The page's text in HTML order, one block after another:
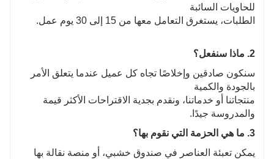
للحاويات السائبة
الطلبات، يستغرق التعامل معها من 15 إلى 30 يوم عمل.
2. ماذا سنفعل؟
سنكون صادقين وإخلاصًا تجاه كل عميل عندما يتعلق الأمر
بالجودة والكمية
منتجاتنا أو خدماتنا، ونقدم بجدية الاقتراحات الأكثر قيمة
والمدروسة جيدًا.
3. ما هي الحزمة التي نقوم بها؟
يمكن تعبئة العناصر في صندوق خشبي، أو منصة نقالة بها